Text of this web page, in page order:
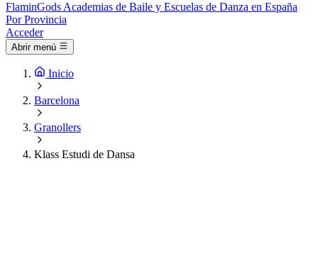
FlaminGods Academias de Baile y Escuelas de Danza en España
Por Provincia
Acceder
Abrir menú
Inicio
Barcelona
Granollers
Klass Estudi de Dansa